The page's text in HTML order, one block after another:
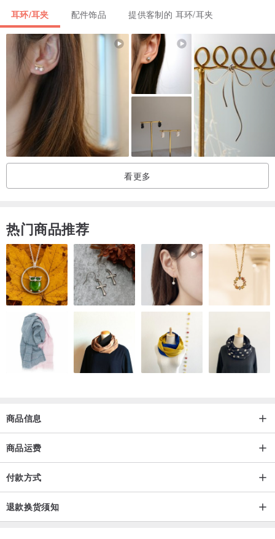
▲螺丝耳夹 - 铜+厚电镀14k真金，保色期长
▲925纯银耳勾 - 纯银镀金，低敏感
▲316医疗钢耳针 - 外层镀金，低敏感
注意：琥珀色耳针/耳夹每颗纹路和颜色会有点不同
/ 包装
▲封口包装"多对"置于1个礼物盒方式出货，有赠礼需求的客人欢迎加
购，加购价只要NT.30，如有需要请私讯小编~。
1.香水，化妆品会加速金属/银饰氧化，常用拭银布擦拭可回复一定程
度闪亮
2.轻微氧化可用牙膏擦拭
3.避免放置在潮湿的地方
4.不配戴时请放回夹链袋或盒子内
/ 其他
1.同价钱的耳环可以自选左右不一样的款式，请下单时清晰备注
的配件替代
/ 注意事项
⭐️我们会有不定期优惠活动和重要公告，下单前可先到主页的信息栏
看看🙂
1. 我们的产品均为原创产品，台湾生产，人手逐件加工及包装。如有
耳环/耳夹 配件饰品 提供客制的 耳环/耳夹
看更多
热门商品推荐
商品信息
商品运费
付款方式
退款换货须知